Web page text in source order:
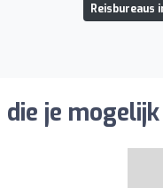
Reisbureaus
je